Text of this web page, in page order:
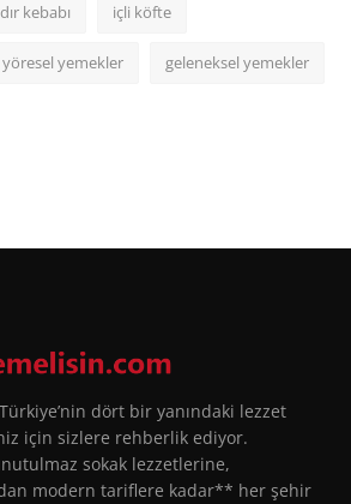
kebabı içli köfte
yöresel yemekler geleneksel yemekler
dört bir yanındaki lezzet
için sizlere rehberlik ediyor.
sokak lezzetlerine,
modern tariflere kadar** her şehir